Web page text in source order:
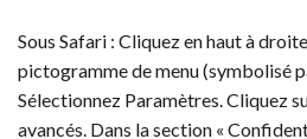
Sous Safari : Cliquez en haut à
pictogramme de menu (symbolisé
Sélectionnez Paramètres. Cliquez
avancés. Dans la section «